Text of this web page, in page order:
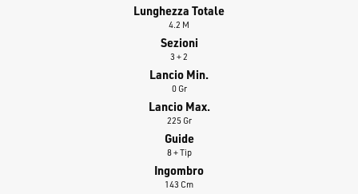
Lunghezza Totale
4.2 M
Sezioni
3 + 2
Lancio Min.
0 Gr
Lancio Max.
225 Gr
Guide
8 + Tip
Ingombro
143 Cm